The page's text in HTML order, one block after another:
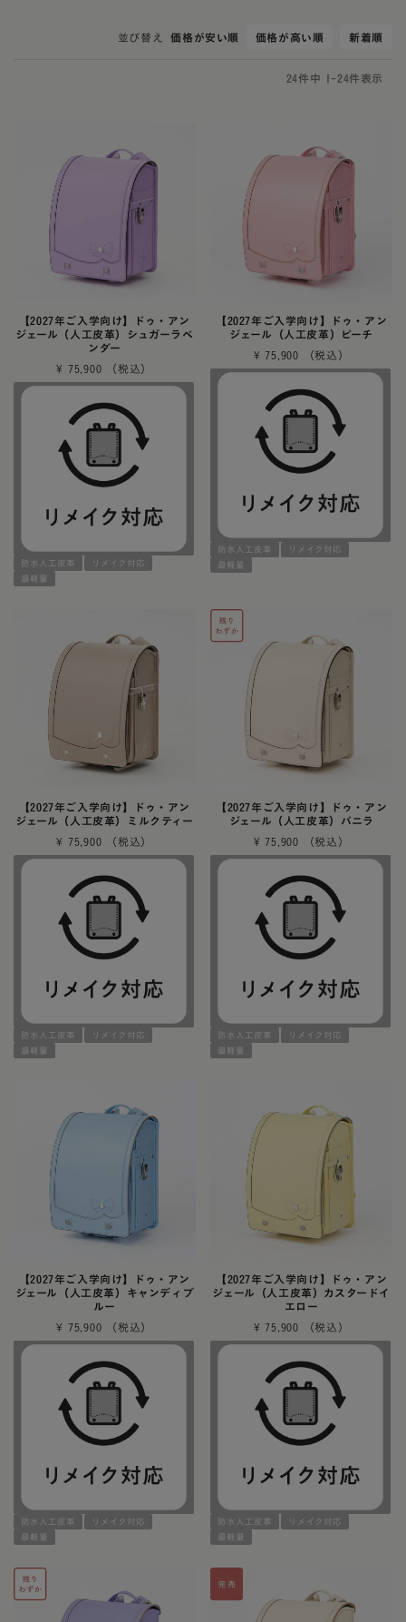
並び替え 価格が安い順 価格が高い順 新着順
24件中 1 - 24件表示
【2027年ご入学向け】ドゥ・アン
ジェール（人工皮革）シュガーラベ
ンダー
¥ 75,900
防水人工皮革
リメイク対応
最軽量
【2027年ご入学向け】ドゥ・アン
ジェール（人工皮革）ピーチ
¥ 75,900
防水人工皮革
リメイク対応
最軽量
【2027年ご入学向け】ドゥ・アン
ジェール（人工皮革）ミルクティー
¥ 75,900
防水人工皮革
リメイク対応
最軽量
【2027年ご入学向け】ドゥ・アン
ジェール（人工皮革）バニラ
¥ 75,900
防水人工皮革
リメイク対応
最軽量
【2027年ご入学向け】ドゥ・アン
ジェール（人工皮革）キャンディブ
ルー
¥ 75,900
防水人工皮革
リメイク対応
最軽量
【2027年ご入学向け】ドゥ・アン
ジェール（人工皮革）カスタードイ
エロー
¥ 75,900
防水人工皮革
リメイク対応
最軽量